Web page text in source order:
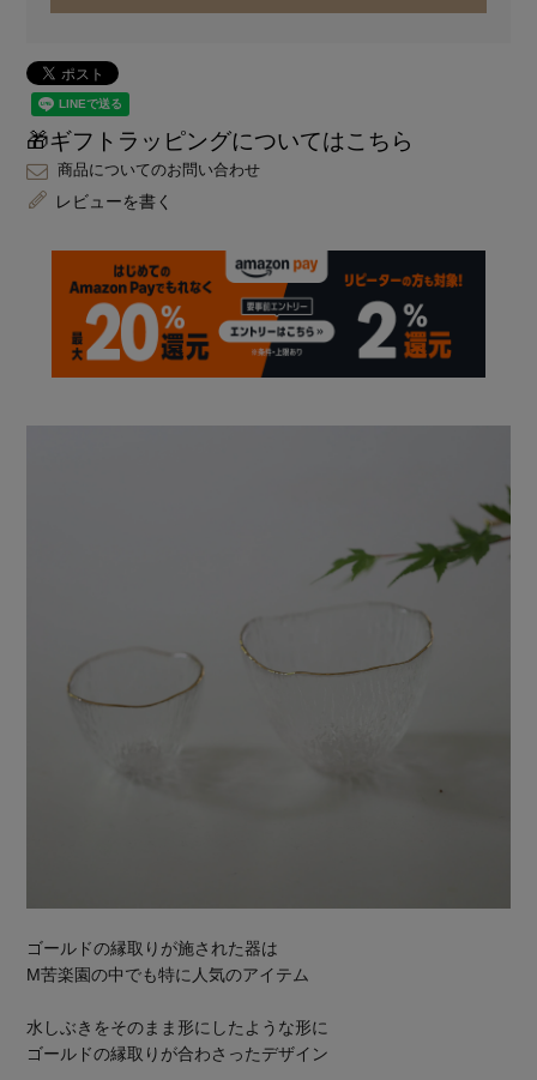
🎁ギフトラッピングについてはこちら
商品についてのお問い合わせ
レビューを書く
ゴールドの縁取りが施された器は
M苦楽園の中でも特に人気のアイテム
水しぶきをそのまま形にしたような形に
ゴールドの縁取りが合わさったデザイン